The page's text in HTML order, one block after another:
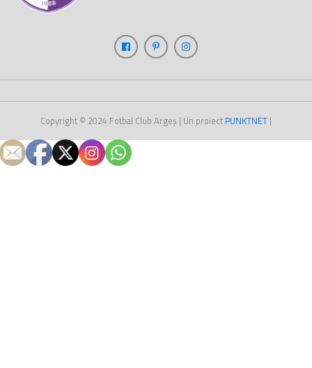
Copyright © 2024 Fotbal Club Argeș | Un proiect PUNKTNET |